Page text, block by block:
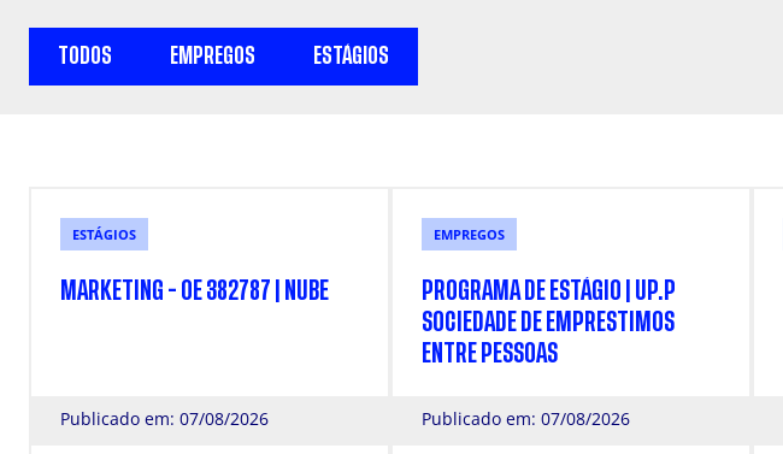
TODOS EMPREGOS ESTÁGIOS
ESTÁGIOS
MARKETING - OE 382787 | NUBE
Publicado em: 07/08/2026
EMPREGOS
PROGRAMA DE ESTÁGIO | UP.P
SOCIEDADE DE EMPRESTIMOS
ENTRE PESSOAS
Publicado em: 07/08/2026